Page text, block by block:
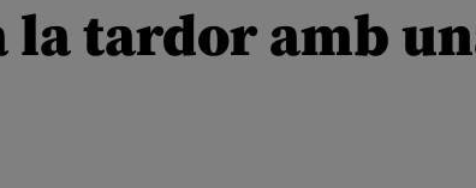
la tardor amb